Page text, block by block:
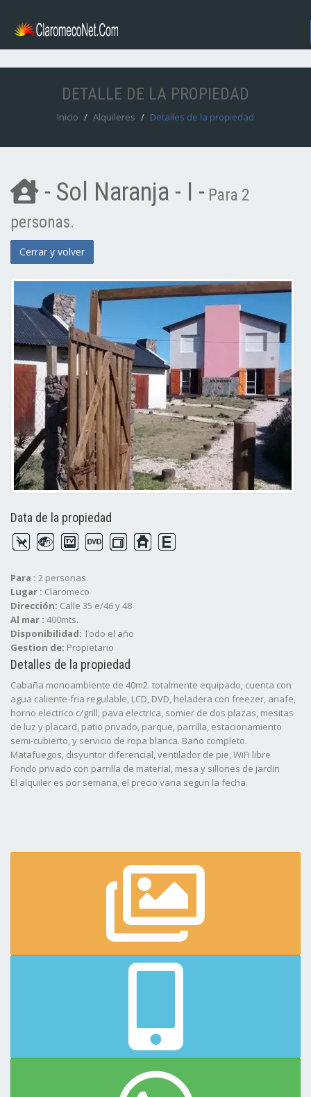
DETALLE DE LA PROPIEDAD
Inicio Alquileres Detalles de la propiedad
- Sol Naranja - I - Para 2
personas.
Cerrar y volver
Data de la propiedad
Para : 2 personas.
Lugar : Claromeco
Dirección: Calle 35 e/46 y 48
Al mar : 400mts.
Disponibilidad: Todo el año
Gestion de: Propietario
Detalles de la propiedad
Cabaña monoambiente de 40m2. totalmente equipado, cuenta con
agua caliente-fria regulable, LCD, DVD, heladera con freezer, anafe,
horno electrico c/grill, pava electrica, somier de dos plazas, mesitas
de luz y placard, patio privado, parque, parrilla, estacionamiento
semi-cubierto, y servicio de ropa blanca. Baño completo.
Matafuegos, disyuntor diferencial, ventilador de pie, WiFi libre
Fondo privado con parrilla de material, mesa y sillones de jardin
El alquiler es por semana, el precio varia segun la fecha.